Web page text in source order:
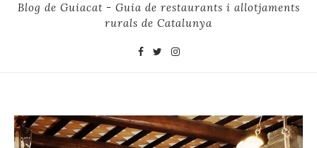
Blog de Guiacat - Guia de restaurants i allotjaments
rurals de Catalunya